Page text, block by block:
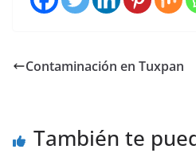
Contaminación en Tuxpan
También te